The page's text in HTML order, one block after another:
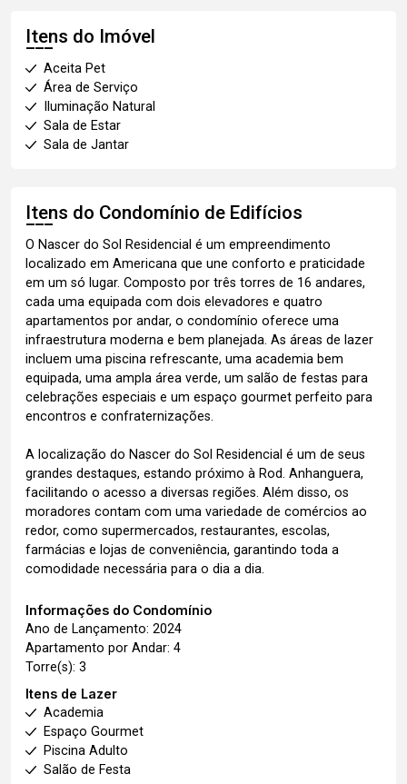
Itens do Imóvel
Aceita Pet
Área de Serviço
Iluminação Natural
Sala de Estar
Sala de Jantar
Itens do Condomínio de Edifícios
O Nascer do Sol Residencial é um empreendimento
localizado em Americana que une conforto e praticidade
em um só lugar. Composto por três torres de 16 andares,
cada uma equipada com dois elevadores e quatro
apartamentos por andar, o condomínio oferece uma
infraestrutura moderna e bem planejada. As áreas de lazer
incluem uma piscina refrescante, uma academia bem
equipada, uma ampla área verde, um salão de festas para
celebrações especiais e um espaço gourmet perfeito para
encontros e confraternizações.
A localização do Nascer do Sol Residencial é um de seus
grandes destaques, estando próximo à Rod. Anhanguera,
facilitando o acesso a diversas regiões. Além disso, os
moradores contam com uma variedade de comércios ao
redor, como supermercados, restaurantes, escolas,
farmácias e lojas de conveniência, garantindo toda a
comodidade necessária para o dia a dia.
Informações do Condomínio
Ano de Lançamento: 2024
Apartamento por Andar: 4
Torre(s): 3
Itens de Lazer
Academia
Espaço Gourmet
Piscina Adulto
Salão de Festa